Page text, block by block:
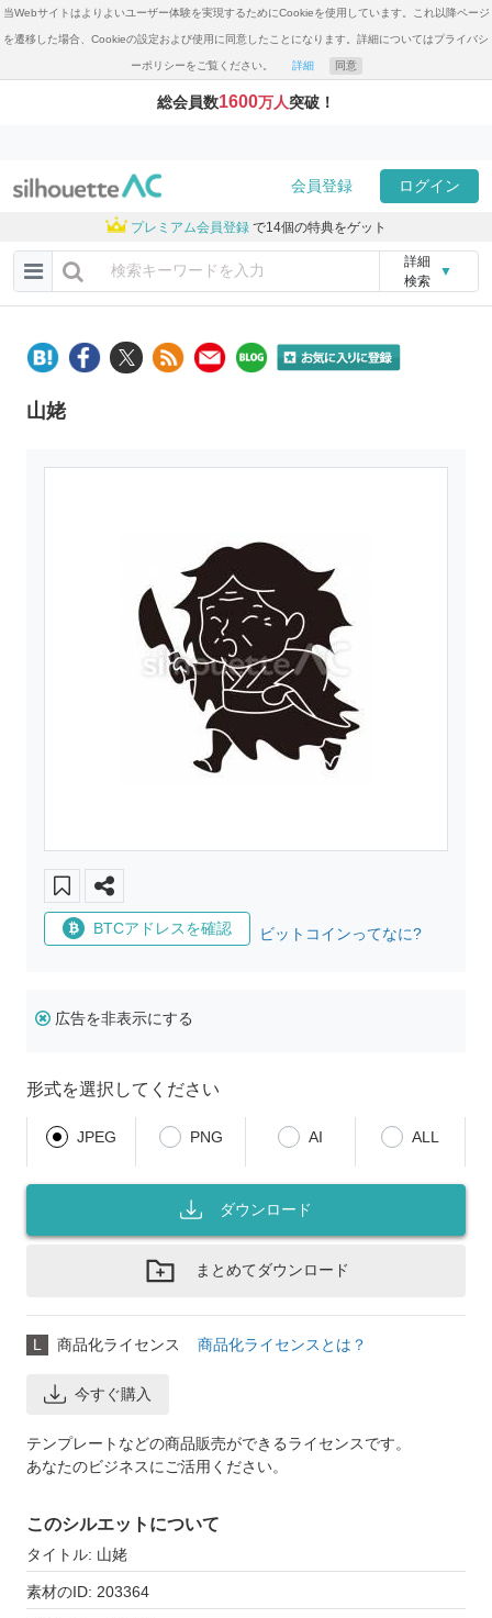
当Webサイトはよりよいユーザー体験を実現するためにCookieを使用しています。これ以降ページ
を遷移した場合、Cookieの設定および使用に同意したことになります。詳細についてはプライバシ
ーポリシーをご覧ください。 詳細 同意
総会員数1600万人突破！
会員登録 ログイン
プレミアム会員登録 で14個の特典をゲット
詳細
検索
▼
山姥
BTCアドレスを確認 ビットコインってなに?
広告を非表示にする
形式を選択してください
JPEG PNG AI ALL
ダウンロード
まとめてダウンロード
L 商品化ライセンス 商品化ライセンスとは？
今すぐ購入
テンプレートなどの商品販売ができるライセンスです。
あなたのビジネスにご活用ください。
このシルエットについて
タイトル: 山姥
素材のID: 203364